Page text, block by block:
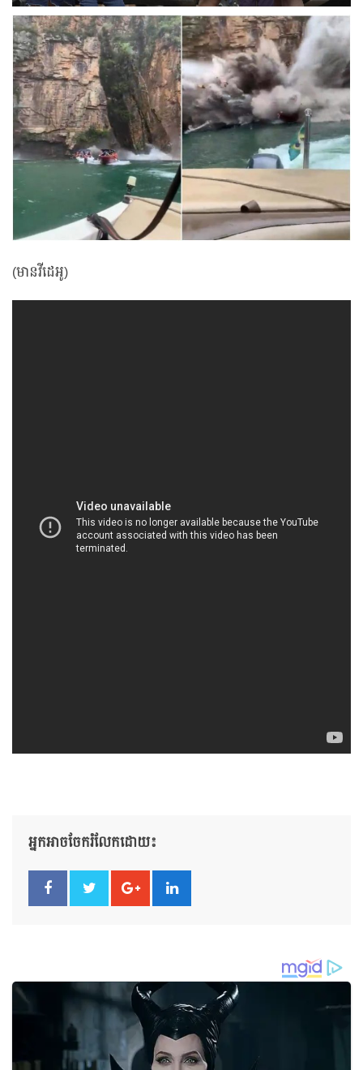
(មានវីដេអូ)
អ្នកអាចចែករំលែកដោយ៖